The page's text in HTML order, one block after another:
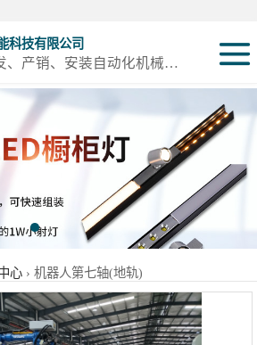
科技有限公司
专业从事研发、产销、安装自动化机械设备及配件
心 › 机器人第七轴(地轨)